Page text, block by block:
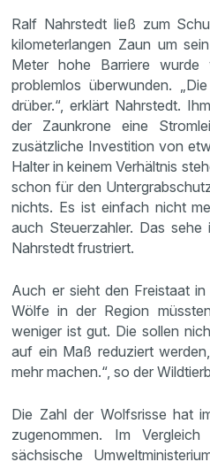
Ralf Nahrstedt ließ zum
kilometerlangen Zaun um
Meter hohe Barriere wurde
problemlos überwunden.
drüber.“, erklärt Nahrstedt.
der Zaunkrone eine
zusätzliche Investition von
Halter in keinem Verhältnis
schon für den
nichts. Es ist einfach nicht
auch Steuerzahler. Das sehe
Nahrstedt frustriert.
Auch er sieht den Freistaat
Wölfe in der Region
weniger ist gut. Die sollen
auf ein Maß reduziert
mehr machen.“, so der
Die Zahl der Wolfsrisse hat
zugenommen. Im
sächsische